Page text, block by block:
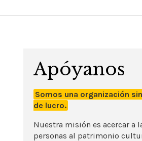
Apóyanos
Somos una organización
de lucro.
Nuestra misión es acercar a
personas al patrimonio